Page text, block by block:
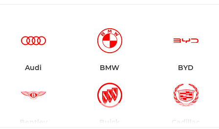
Audi BMW BYD
Bentley Buick Cadillac